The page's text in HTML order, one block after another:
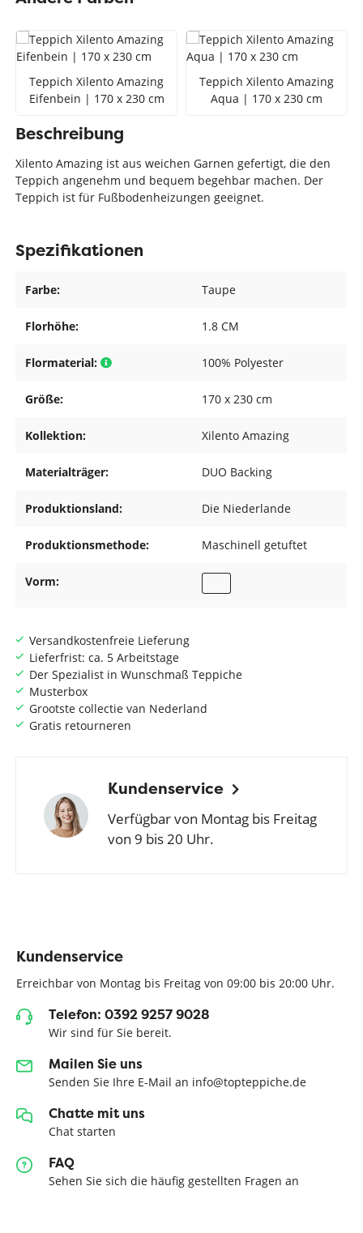
Teppich Xilento Amazing
Eifenbein | 170 x 230 cm
Teppich Xilento Amazing
Aqua | 170 x 230 cm
Versandkostenfreie Lieferung
Lieferfrist: ca. 5 Arbeitstage
Der Spezialist in Wunschmaß Teppiche
Musterbox
Grootste collectie van Nederland
Gratis retourneren
Kundenservice
Verfügbar von Montag bis Freitag
von 9 bis 20 Uhr.
Beschreibung
Xilento Amazing ist aus weichen Garnen gefertigt, die den
Teppich angenehm und bequem begehbar machen. Der
Teppich ist für Fußbodenheizungen geeignet.
Spezifikationen
Farbe: Taupe
Florhöhe: 1.8 CM
Flormaterial: 100% Polyester
Größe: 170 x 230 cm
Kollektion: Xilento Amazing
Materialträger: DUO Backing
Produktionsland: Die Niederlande
Produktionsmethode: Maschinell getuftet
Vorm:
Kundenservice
Erreichbar von Montag bis Freitag von 09:00 bis 20:00 Uhr.
Telefon: 0392 9257 9028
Wir sind für Sie bereit.
Mailen Sie uns
Senden Sie Ihre E-Mail an info@topteppiche.de
Chatte mit uns
Chat starten
FAQ
Sehen Sie sich die häufig gestellten Fragen an